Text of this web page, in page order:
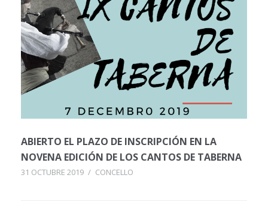
ABIERTO EL PLAZO DE INSCRIPCIÓN EN LA
NOVENA EDICIÓN DE LOS CANTOS DE TABERNA
31 OCTUBRE 2019 / CONCELLO